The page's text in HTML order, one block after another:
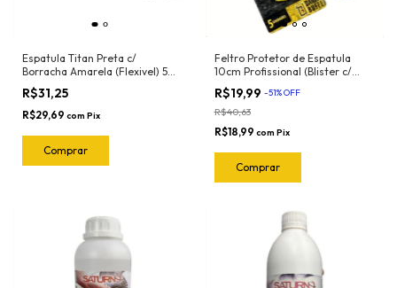
Espatula Titan Preta c/
Borracha Amarela (Flexivel) 50-
2044 Exfak
R$31,25
R$29,69 com Pix
Feltro Protetor de Espatula
10cm Profissional (Blister c/
5und) Banana Buffer
R$19,99 -51%OFF
R$40,63
R$18,99 com Pix